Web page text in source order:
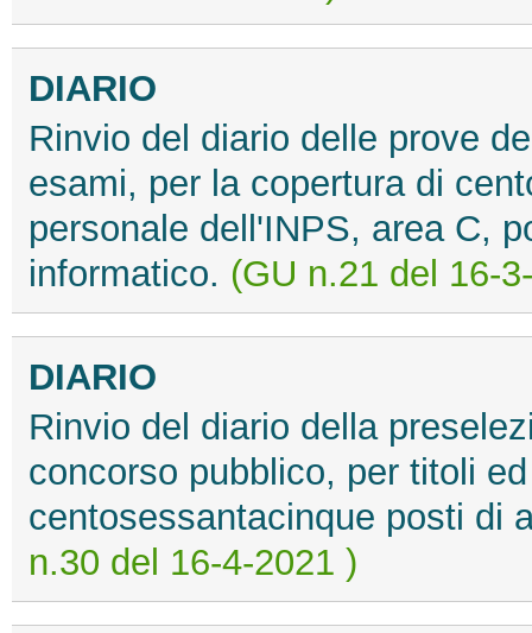
DIARIO
Rinvio del diario delle prove
esami, per la copertura di
personale dell'INPS, area C,
informatico. (GU n.21 del 16-
DIARIO
Rinvio del diario della
concorso pubblico, per titoli
centosessantacinque posti di
n.30 del 16-4-2021 )